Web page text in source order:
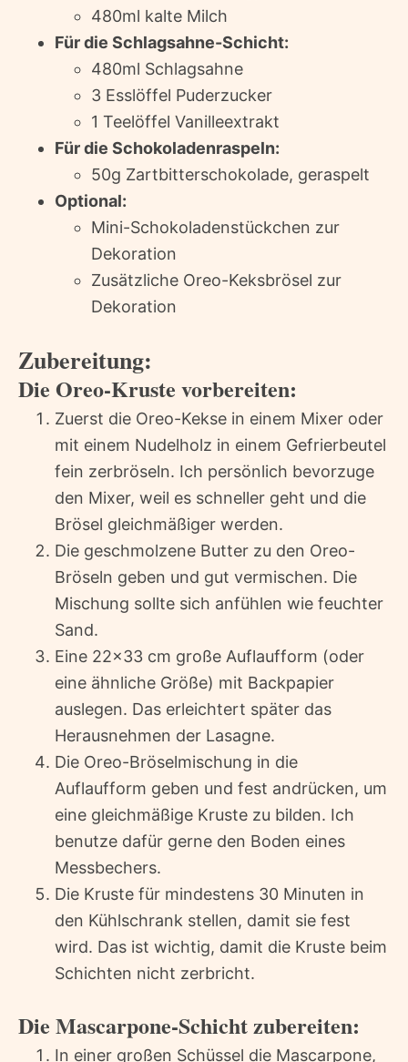
480ml kalte Milch
Für die Schlagsahne-Schicht:
480ml Schlagsahne
3 Esslöffel Puderzucker
1 Teelöffel Vanilleextrakt
Für die Schokoladenraspeln:
50g Zartbitterschokolade, geraspelt
Optional:
Mini-Schokoladenstückchen zur
Dekoration
Zusätzliche Oreo-Keksbrösel zur
Dekoration
Zubereitung:
Die Oreo-Kruste vorbereiten:
Zuerst die Oreo-Kekse in einem Mixer oder
mit einem Nudelholz in einem Gefrierbeutel
fein zerbröseln. Ich persönlich bevorzuge
den Mixer, weil es schneller geht und die
Brösel gleichmäßiger werden.
Die geschmolzene Butter zu den Oreo-
Bröseln geben und gut vermischen. Die
Mischung sollte sich anfühlen wie feuchter
Sand.
Eine 22×33 cm große Auflaufform (oder
eine ähnliche Größe) mit Backpapier
auslegen. Das erleichtert später das
Herausnehmen der Lasagne.
Die Oreo-Bröselmischung in die
Auflaufform geben und fest andrücken, um
eine gleichmäßige Kruste zu bilden. Ich
benutze dafür gerne den Boden eines
Messbechers.
Die Kruste für mindestens 30 Minuten in
den Kühlschrank stellen, damit sie fest
wird. Das ist wichtig, damit die Kruste beim
Schichten nicht zerbricht.
Die Mascarpone-Schicht zubereiten:
In einer großen Schüssel die Mascarpone,